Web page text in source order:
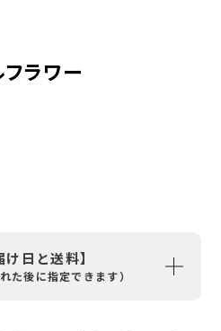
ラワー
日と送料】
た後に指定できます）